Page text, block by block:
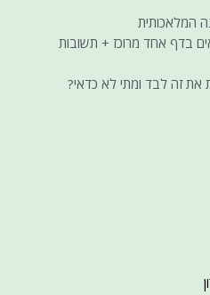
המלאכותית
בדף אחד מרוכז + תשובות
זה לבד ומתי לא כדאי?